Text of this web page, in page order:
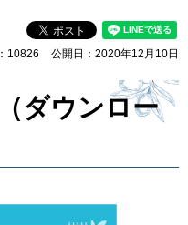
10826 公開日：2020年12月10日
ダウンロー